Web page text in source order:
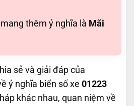
mang thêm ý nghĩa là Mãi
sẻ và giải đáp của
ý nghĩa biển số xe 01223
khác nhau, quan niệm về